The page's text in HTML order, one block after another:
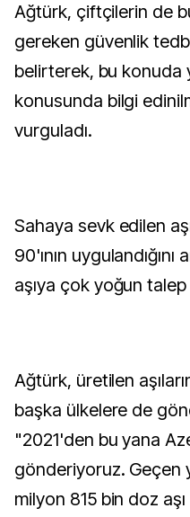
Ağtürk, çiftçilerin de
gereken güvenlik
belirterek, bu konuda
konusunda bilgi
vurguladı.
Sahaya sevk edilen
90'ının
aşıya çok yoğun
Ağtürk, üretilen
başka ülkelere de
"2021'den bu yana
gönderiyoruz. Geçen
milyon 815 bin doz